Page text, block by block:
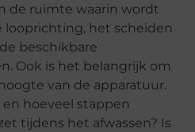
de ruimte waarin wordt
looprichting, het scheiden
beschikbare
Ook is het belangrijk om
van de apparatuur.
hoeveel stappen
tijdens het afwassen? Is